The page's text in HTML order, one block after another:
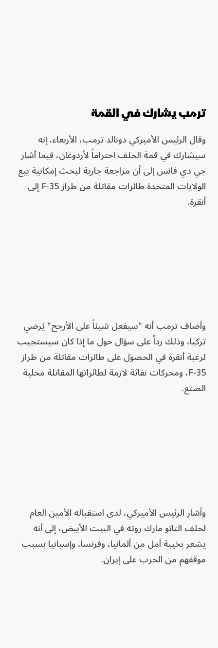
ترمب يشارك في القمة
وقال الرئيس الأميركي دونالد ترمب، الأربعاء، إنه
سيشارك في قمة الحلف احتراماً لأردوغان، فيما أشار
جي دي فانس ⁠إلى ​أن مراجعة ⁠جارية لبحث إمكانية بيع
الولايات ⁠المتحدة طائرات مقاتلة من ​طراز F-35 إلى
أنقرة.
وأضاف ترمب أنه "سيفعل شيئاً على الأرجح" يُرضي
تركيا، وذلك رداً على سؤال حول ما إذا كان سيستجيب
لرغبة ‌أنقرة في الحصول على طائرات مقاتلة من طراز
F-35، ومحركات نفاثة لازمة ‌لطائراتها المقاتلة محلية
الصنع.
وأشار الرئيس الأميركي، لدى استقباله الأمين العام
لحلف الناتو مارك روته في البيت الأبيض، إلى أنه
يشعر بخيبة أمل من ألمانيا، وفرنسا، وإسبانيا بسبب
موقفهم من الحرب على إيران.